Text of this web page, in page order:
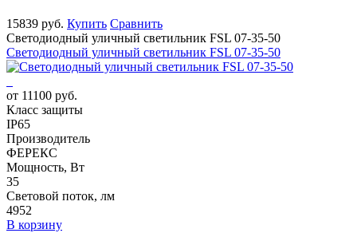
15839 руб. Купить Сравнить
Светодиодный уличный светильник FSL 07-35-50
Светодиодный уличный светильник FSL 07-35-50
от 11100 руб.
Класс защиты
IP65
Производитель
ФЕРЕКС
Мощность, Вт
35
Световой поток, лм
4952
В корзину